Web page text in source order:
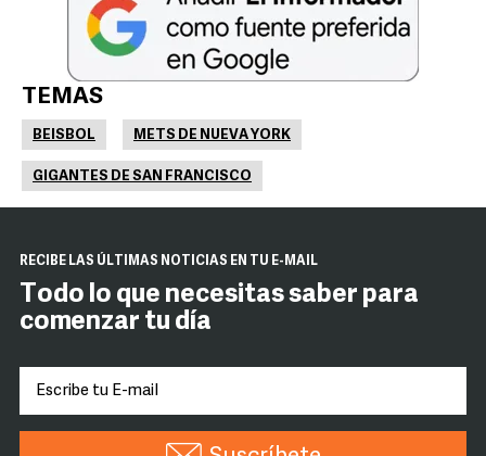
TEMAS
BEISBOL METS DE NUEVA YORK
GIGANTES DE SAN FRANCISCO
RECIBE LAS ÚLTIMAS NOTICIAS EN TU E-MAIL
Todo lo que necesitas saber para
comenzar tu día